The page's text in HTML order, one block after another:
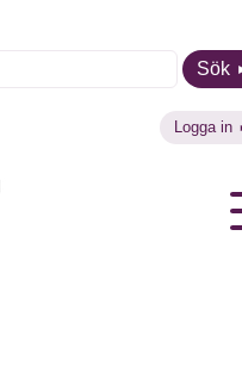
Sök
Logga in